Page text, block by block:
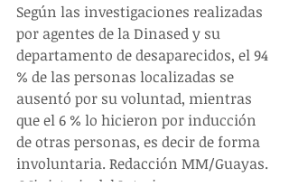
Según las investigaciones realizadas
por agentes de la Dinased y su
departamento de desaparecidos, el 94
% de las personas localizadas se
ausentó por su voluntad, mientras
que el 6 % lo hicieron por inducción
de otras personas, es decir de forma
involuntaria. Redacción MM/Guayas.
Ministerio del Interior.